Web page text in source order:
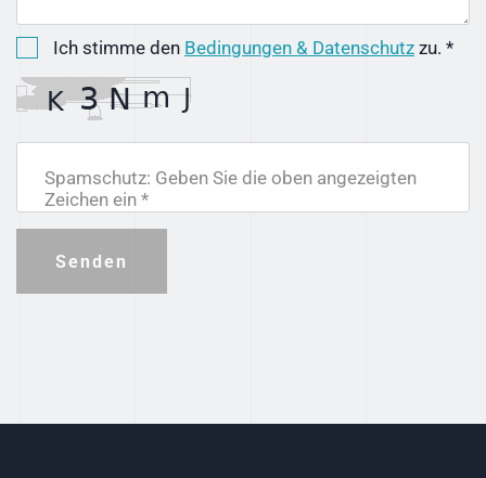
Ich stimme den Bedingungen & Datenschutz zu. *
Spamschutz: Geben Sie die oben angezeigten
Zeichen ein *
Senden